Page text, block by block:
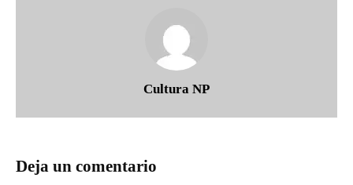
Cultura NP
Deja un comentario